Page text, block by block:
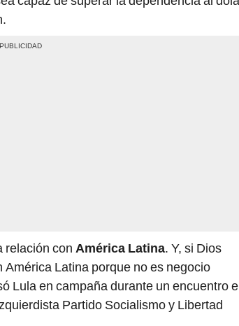
relación con América Latina
Latina porque no es negocio
Lula en campaña durante un encuentro en
Partido Socialismo y Libertad